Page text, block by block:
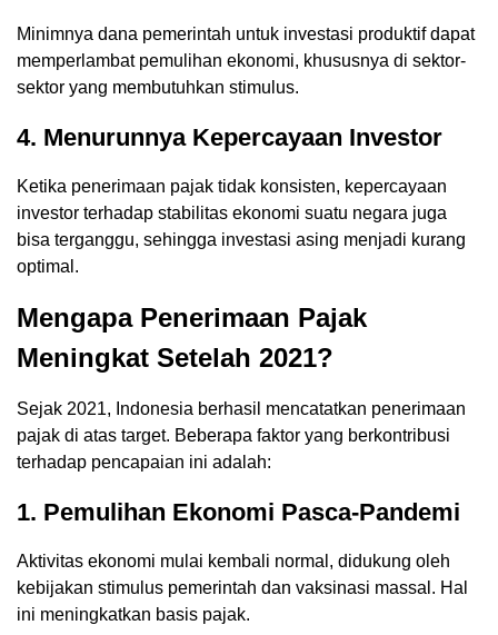
Minimnya dana pemerintah untuk investasi produktif dapat
memperlambat pemulihan ekonomi, khususnya di sektor-
sektor yang membutuhkan stimulus.
4. Menurunnya Kepercayaan Investor
Ketika penerimaan pajak tidak konsisten, kepercayaan
investor terhadap stabilitas ekonomi suatu negara juga
bisa terganggu, sehingga investasi asing menjadi kurang
optimal.
Mengapa Penerimaan Pajak
Meningkat Setelah 2021?
Sejak 2021, Indonesia berhasil mencatatkan penerimaan
pajak di atas target. Beberapa faktor yang berkontribusi
terhadap pencapaian ini adalah:
1. Pemulihan Ekonomi Pasca-Pandemi
Aktivitas ekonomi mulai kembali normal, didukung oleh
kebijakan stimulus pemerintah dan vaksinasi massal. Hal
ini meningkatkan basis pajak.